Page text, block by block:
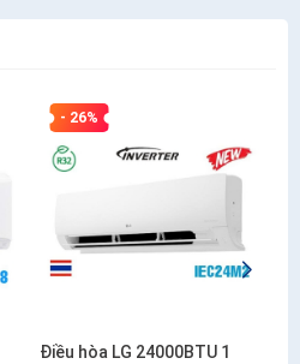
- 26%
Điều hòa LG 24000BTU 1